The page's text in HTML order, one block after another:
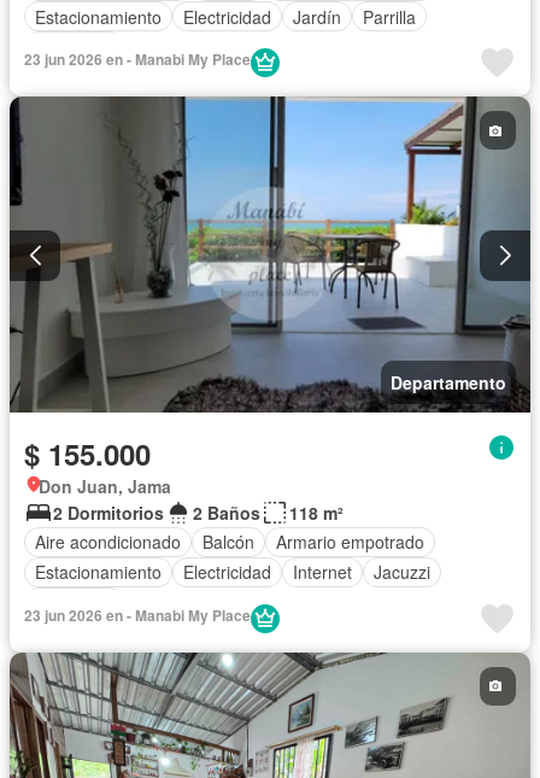
Estacionamiento
Electricidad Jardín
Parrilla
23 jun 2026 en - Manabi My Place
Departamento
$ 155.000
Don Juan, Jama
2 Dormitorios
2 Baños
118 m²
Aire acondicionado
Balcón
Armario empotrado
Estacionamiento
Electricidad Internet
Jacuzzi
23 jun 2026 en - Manabi My Place